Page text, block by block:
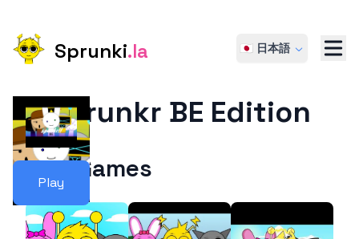
Sprunki.la 🇯🇵 日本語
Play
Sprunkr BE Edition
More Games